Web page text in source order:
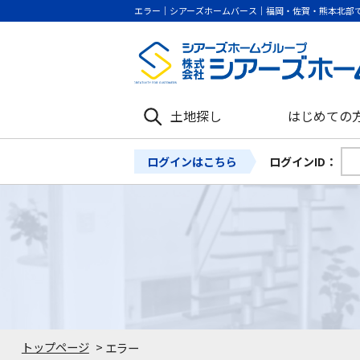
エラー｜シアーズホームバース｜福岡・佐賀・熊本北部
土地探し はじめての
ログインはこちら ログインID：
トップページ > エラー